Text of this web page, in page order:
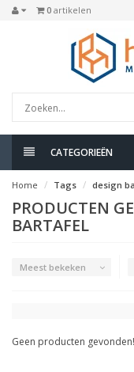
0 artikelen
CATEGORIEËN
Home Tags design
PRODUCTEN
BARTAFEL
Meest bekeken
Geen producten